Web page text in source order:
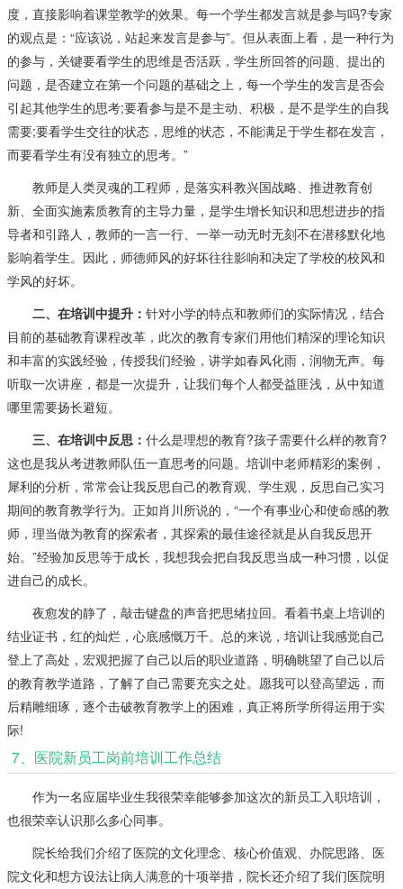
度，直接影响着课堂教学的效果。每一个学生都发言就是参与吗?专家
的观点是：“应该说，站起来发言是参与”。但从表面上看，是一种行为
的参与，关键要看学生的思维是否活跃，学生所回答的问题、提出的
问题，是否建立在第一个问题的基础之上，每一个学生的发言是否会
引起其他学生的思考;要看参与是不是主动、积极，是不是学生的自我
需要;要看学生交往的状态，思维的状态，不能满足于学生都在发言，
而要看学生有没有独立的思考。”
教师是人类灵魂的工程师，是落实科教兴国战略、推进教育创
新、全面实施素质教育的主导力量，是学生增长知识和思想进步的指
导者和引路人，教师的一言一行、一举一动无时无刻不在潜移默化地
影响着学生。因此，师德师风的好坏往往影响和决定了学校的校风和
学风的好坏。
二、在培训中提升： 针对小学的特点和教师们的实际情况，结合
目前的基础教育课程改革，此次的教育专家们用他们精深的理论知识
和丰富的实践经验，传授我们经验，讲学如春风化雨，润物无声。每
听取一次讲座，都是一次提升，让我们每个人都受益匪浅，从中知道
哪里需要扬长避短。
三、在培训中反思： 什么是理想的教育?孩子需要什么样的教育?
这也是我从考进教师队伍一直思考的问题。培训中老师精彩的案例，
犀利的分析，常常会让我反思自己的教育观、学生观，反思自己实习
期间的教育教学行为。正如肖川所说的，“一个有事业心和使命感的教
师，理当做为教育的探索者，其探索的最佳途径就是从自我反思开
始。”经验加反思等于成长，我想我会把自我反思当成一种习惯，以促
进自己的成长。
夜愈发的静了，敲击键盘的声音把思绪拉回。看着书桌上培训的
结业证书，红的灿烂，心底感慨万千。总的来说，培训让我感觉自己
登上了高处，宏观把握了自己以后的职业道路，明确眺望了自己以后
的教育教学道路，了解了自己需要充实之处。愿我可以登高望远，而
后精雕细琢，逐个击破教育教学上的困难，真正将所学所得运用于实
际!
7、医院新员工岗前培训工作总结
作为一名应届毕业生我很荣幸能够参加这次的新员工入职培训，
也很荣幸认识那么多心同事。
院长给我们介绍了医院的文化理念、核心价值观、办院思路、医
院文化和想方设法让病人满意的十项举措，院长还介绍了我们医院明